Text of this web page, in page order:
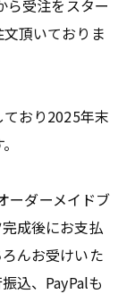
ら受注をスター
頂いておりま
おり2025年末
ーダーメイドブ
成後にお支払
んお受けいた
込、PayPalも